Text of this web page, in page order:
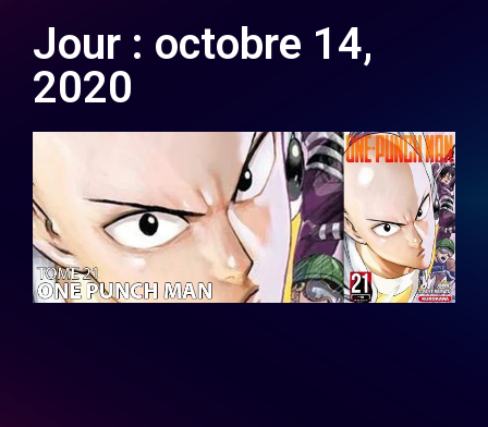
Jour : octobre 14,
2020